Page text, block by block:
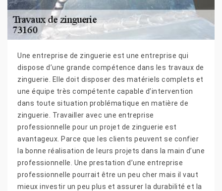
Une entreprise de zinguerie est une entreprise qui
dispose d’une grande compétence dans les travaux de
zinguerie. Elle doit disposer des matériels complets et
une équipe très compétente capable d’intervention
dans toute situation problématique en matière de
zinguerie. Travailler avec une entreprise
professionnelle pour un projet de zinguerie est
avantageux. Parce que les clients peuvent se confier
la bonne réalisation de leurs projets dans la main d’une
professionnelle. Une prestation d’une entreprise
professionnelle pourrait être un peu cher mais il vaut
mieux investir un peu plus et assurer la durabilité et la